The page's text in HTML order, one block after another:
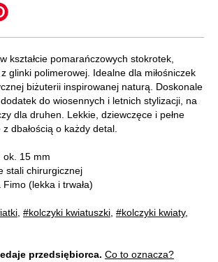
kształcie pomarańczowych stokrotek,
glinki polimerowej. Idealne dla miłośniczek
biżuterii inspirowanej naturą. Doskonale
do wiosennych i letnich stylizacji, na
dla druhen. Lekkie, dziewczęce i pełne
dbałością o każdy detal.
ok. 15 mm
stali chirurgicznej
(lekka i trwała)
#kolczyki kwiatuszki #kolczyki kwiaty,
przedsiębiorca. Co to oznacza?